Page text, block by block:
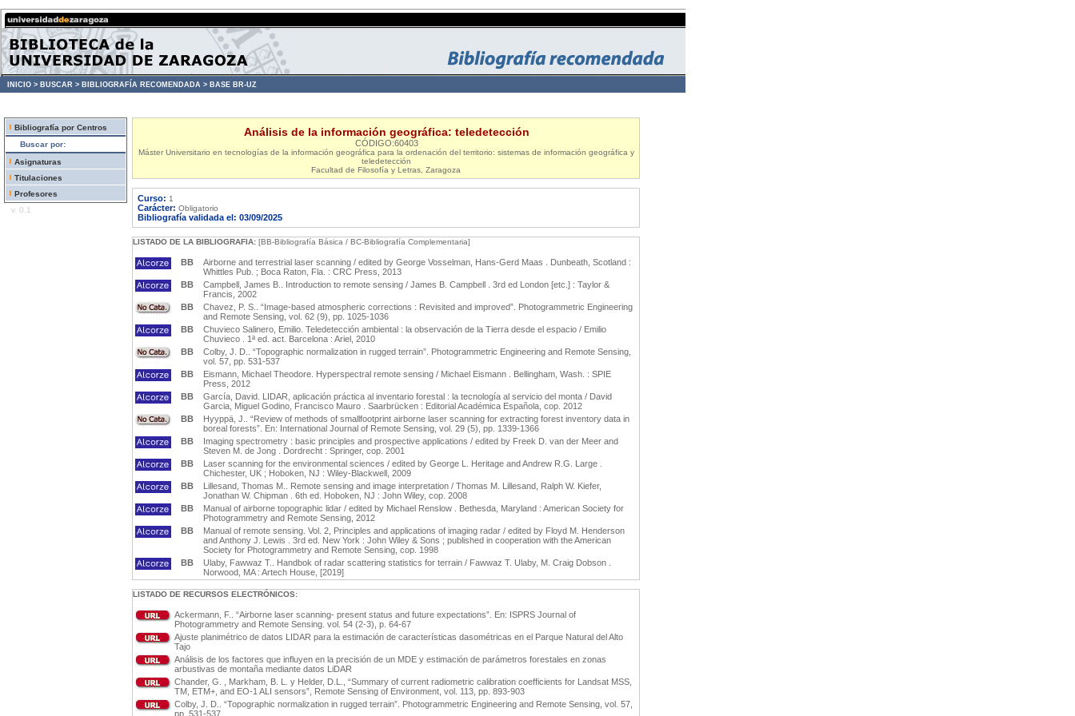
INICIO > BUSCAR > BIBLIOGRAFÍA RECOMENDADA > BASE BR-UZ
Bibliografía por Centros
Buscar por:
Asignaturas
Titulaciones
Profesores
v. 0.1
Análisis de la información geográfica: teledetección
CÓDIGO:60403
Máster Universitario en tecnologías de la información geográfica para la ordenación del territorio: sistemas de información geográfica y
teledetección
Facultad de Filosofía y Letras, Zaragoza
Curso: 1
Carácter: Obligatorio
Bibliografía validada el: 03/09/2025
LISTADO DE LA BIBLIOGRAFIA: [BB-Bibliografía Básica / BC-Bibliografía Complementaria]
BB
Airborne and terrestrial laser scanning / edited by George Vosselman, Hans-Gerd Maas . Dunbeath, Scotland :
Whittles Pub. ; Boca Raton, Fla. : CRC Press, 2013
BB
Campbell, James B.. Introduction to remote sensing / James B. Campbell . 3rd ed London [etc.] : Taylor &
Francis, 2002
BB
Chavez, P. S.. “Image-based atmospheric corrections : Revisited and improved”. Photogrammetric Engineering
and Remote Sensing, vol. 62 (9), pp. 1025-1036
BB
Chuvieco Salinero, Emilio. Teledetección ambiental : la observación de la Tierra desde el espacio / Emilio
Chuvieco . 1ª ed. act. Barcelona : Ariel, 2010
BB
Colby, J. D.. “Topographic normalization in rugged terrain”. Photogrammetric Engineering and Remote Sensing,
vol. 57, pp. 531-537
BB
Eismann, Michael Theodore. Hyperspectral remote sensing / Michael Eismann . Bellingham, Wash. : SPIE
Press, 2012
BB
García, David. LIDAR, aplicación práctica al inventario forestal : la tecnología al servicio del monta / David
Garcia, Miguel Godino, Francisco Mauro . Saarbrücken : Editorial Académica Española, cop. 2012
BB
Hyyppä, J.. “Review of methods of smallfootprint airborne laser scanning for extracting forest inventory data in
boreal forests”. En: International Journal of Remote Sensing, vol. 29 (5), pp. 1339-1366
BB
Imaging spectrometry : basic principles and prospective applications / edited by Freek D. van der Meer and
Steven M. de Jong . Dordrecht : Springer, cop. 2001
BB
Laser scanning for the environmental sciences / edited by George L. Heritage and Andrew R.G. Large .
Chichester, UK ; Hoboken, NJ : Wiley-Blackwell, 2009
BB
Lillesand, Thomas M.. Remote sensing and image interpretation / Thomas M. Lillesand, Ralph W. Kiefer,
Jonathan W. Chipman . 6th ed. Hoboken, NJ : John Wiley, cop. 2008
BB
Manual of airborne topographic lidar / edited by Michael Renslow . Bethesda, Maryland : American Society for
Photogrammetry and Remote Sensing, 2012
BB
Manual of remote sensing. Vol. 2, Principles and applications of imaging radar / edited by Floyd M. Henderson
and Anthony J. Lewis . 3rd ed. New York : John Wiley & Sons ; published in cooperation with the American
Society for Photogrammetry and Remote Sensing, cop. 1998
BB
Ulaby, Fawwaz T.. Handbok of radar scattering statistics for terrain / Fawwaz T. Ulaby, M. Craig Dobson .
Norwood, MA : Artech House, [2019]
LISTADO DE RECURSOS ELECTRÓNICOS:
Ackermann, F.. “Airborne laser scanning- present status and future expectations”. En: ISPRS Journal of
Photogrammetry and Remote Sensing. vol. 54 (2-3), p. 64-67
Ajuste planimétrico de datos LIDAR para la estimación de características dasométricas en el Parque Natural del Alto
Tajo
Análisis de los factores que influyen en la precisión de un MDE y estimación de parámetros forestales en zonas
arbustivas de montaña mediante datos LiDAR
Chander, G. , Markham, B. L. y Helder, D.L., “Summary of current radiometric calibration coefficients for Landsat MSS,
TM, ETM+, and EO-1 ALI sensors”, Remote Sensing of Environment, vol. 113, pp. 893-903
Colby, J. D.. “Topographic normalization in rugged terrain”. Photogrammetric Engineering and Remote Sensing, vol. 57,
pp. 531-537